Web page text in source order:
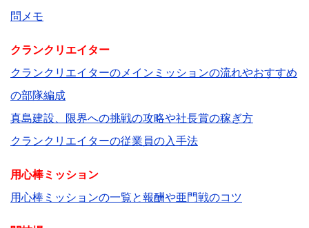
問メモ
クランクリエイター
クランクリエイターのメインミッションの流れやおすすめ
の部隊編成
真島建設、限界への挑戦の攻略や社長賞の稼ぎ方
クランクリエイターの従業員の入手法
用心棒ミッション
用心棒ミッションの一覧と報酬や亜門戦のコツ